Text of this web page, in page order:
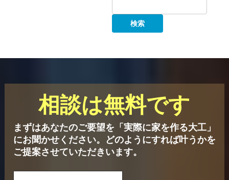
相談は無料です
まずはあなたのご要望を「実際に家を作る大工」
にお聞かせください。
どのようにすれば叶うかを
ご提案させていただきいます。